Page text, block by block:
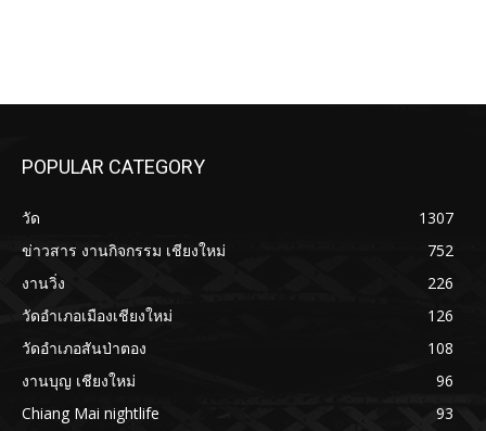
POPULAR CATEGORY
วัด
1307
ข่าวสาร งานกิจกรรม เชียงใหม่
752
งานวิ่ง
226
วัดอำเภอเมืองเชียงใหม่
126
วัดอำเภอสันป่าตอง
108
งานบุญ เชียงใหม่
96
Chiang Mai nightlife
93